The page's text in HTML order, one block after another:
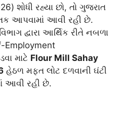
શોધી રહ્યા છો, તો ગુજરાત
તક આપવામાં આવી રહી છે.
દ્વારા આર્થિક રીતે નબળા
Employment
માટે Flour Mill Sahay
હેઠળ મફત લોટ દળવાની ઘંટી
આવી રહી છે.